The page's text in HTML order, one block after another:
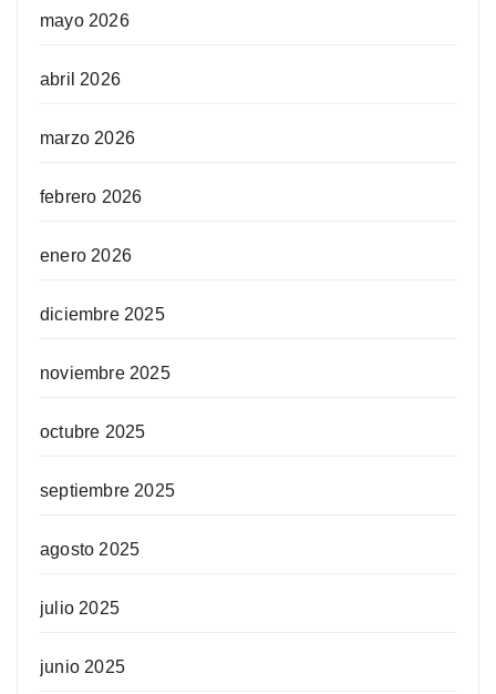
mayo 2026
abril 2026
marzo 2026
febrero 2026
enero 2026
diciembre 2025
noviembre 2025
octubre 2025
septiembre 2025
agosto 2025
julio 2025
junio 2025